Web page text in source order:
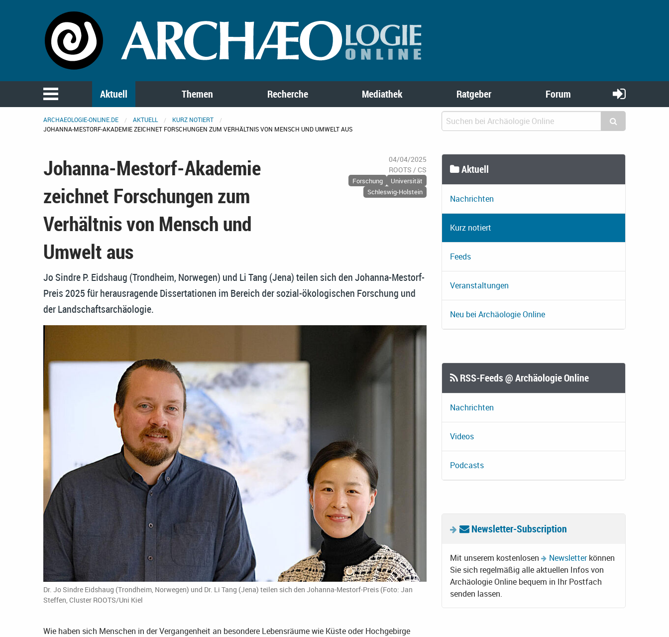
Aktuell Themen Recherche Mediathek Ratgeber Forum
ARCHAEOLOGIE-ONLINE.DE AKTUELL
KURZ NOTIERT
JOHANNA-MESTORF-AKADEMIE ZEICHNET FORSCHUNGEN ZUM VERHÄLTNIS VON MENSCH UND UMWELT AUS
Johanna-Mestorf-Akademie
zeichnet Forschungen zum
Verhältnis von Mensch und
Umwelt aus
04/04/2025
ROOTS / CS
Forschung
Universität
Schleswig-Holstein
Jo Sindre P. Eidshaug (Trondheim, Norwegen) und Li Tang (Jena) teilen sich den Johanna-Mestorf-
Preis 2025 für herausragende Dissertationen im Bereich der sozial-ökologischen Forschung und
der Landschaftsarchäologie.
Dr. Jo Sindre Eidshaug (Trondheim, Norwegen) und Dr. Li Tang (Jena) teilen sich den Johanna-Mestorf-Preis (Foto: Jan
Steffen, Cluster ROOTS/Uni Kiel
Wie haben sich Menschen in der Vergangenheit an besondere Lebensräume wie Küste oder Hochgebirge
Aktuell
Nachrichten
Kurz notiert
Feeds
Veranstaltungen
Neu bei Archäologie Online
RSS-Feeds @ Archäologie Online
Nachrichten
Videos
Podcasts
Newsletter-Subscription
Mit unserem kostenlosen Newsletterkönnen
Sie sich regelmäßig alle aktuellen Infos von
Archäologie Online bequem in Ihr Postfach
senden lassen.